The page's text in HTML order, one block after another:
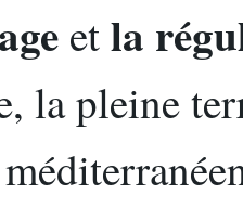
etla
la pleine